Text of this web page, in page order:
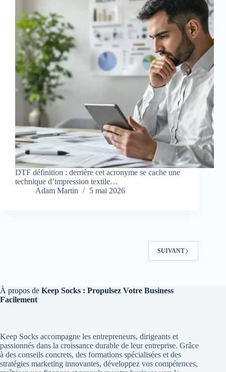
DTF définition : derrière cet acronyme se cache une
technique d’impression textile…
Adam Martin
5 mai 2026
SUIVANT
À propos de Keep Socks : Propulsez Votre Business
Facilement
Keep Socks accompagne les entrepreneurs, dirigeants et
passionnés dans la croissance durable de leur entreprise. Grâce
à des conseils concrets, des formations spécialisées et des
stratégies marketing innovantes, développez vos compétences,